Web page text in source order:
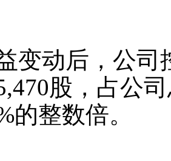
变动后，公司
股，占公
的整数倍。